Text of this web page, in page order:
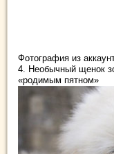
Фотография из
4. Необычный щенок
«родимым пятном»